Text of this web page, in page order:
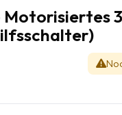
Motorisiertes